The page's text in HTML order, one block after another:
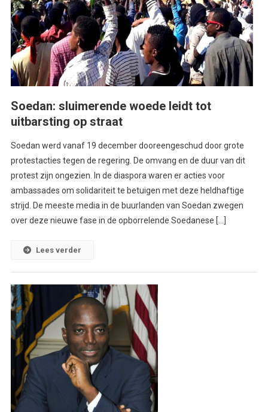
Soedan: sluimerende woede leidt tot
uitbarsting op straat
Soedan werd vanaf 19 december dooreengeschud door grote
protestacties tegen de regering. De omvang en de duur van dit
protest zijn ongezien. In de diaspora waren er acties voor
ambassades om solidariteit te betuigen met deze heldhaftige
strijd. De meeste media in de buurlanden van Soedan zwegen
over deze nieuwe fase in de opborrelende Soedanese […]
Lees verder